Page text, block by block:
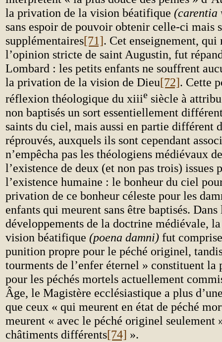
la privation de la vision béatifique (carentia
sans espoir de pouvoir obtenir celle-ci mais
supplémentaires[71]. Cet enseignement,
l’opinion stricte de saint Augustin, fut
Lombard : les petits enfants ne souffrent
la privation de la vision de Dieu[72]. Cette
réflexion théologique du xiiie siècle à
non baptisés un sort essentiellement
saints du ciel, mais aussi en partie différent
réprouvés, auxquels ils sont cependant
n’empêcha pas les théologiens médiévaux
l’existence de deux (et non pas trois) issues
l’existence humaine : le bonheur du ciel
privation de ce bonheur céleste pour les
enfants qui meurent sans être baptisés. Dans
développements de la doctrine médiévale,
vision béatifique (poena damni) fut
punition propre pour le péché originel,
tourments de l’enfer éternel » constituent la
pour les péchés mortels actuellement
Âge, le Magistère ecclésiastique a plus
que ceux « qui meurent en état de péché
meurent « avec le péché originel seulement
châtiments différents[74] ».